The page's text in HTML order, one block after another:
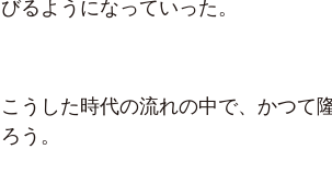
びるようになっていった。
こうした時代の流れの中で、かつて
ろう。